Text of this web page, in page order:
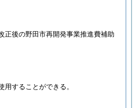
正後の野田市再開発事業推進費補助
することができる。